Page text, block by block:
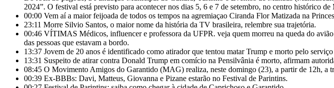
2024”. O festival está previsto para acontecer nos dias 5, 6 e 7 de setembro, no centro histórico de
00:00 Vem aí a maior feijoada de todos os tempos na agremiaçao Ciranda Flor Matizada na
23:11 Morre Silvio Santos, o maior nome da história da TV brasileira, relembre sua trajetória.
00:46 VÍTIMAS Médicos, influencer e professora da UFPR. veja quem morreu na queda do
das pessoas que estavam a bordo.
13:37 Jovem de 20 anos é identificado como atirador que tentou matar Trump e morto pelo serviço
13:31 Suspeito de atirar contra Donald Trump em comício na Pensilvânia é morto, afirmam
08:45 O Movimento Amigos do Garantido (MAG) realiza, neste domingo (23), a partir de 12h, a
00:39 Ex-BBBs: Davi, Matteus, Giovanna e Pizane estarão no Festival de Parintins.